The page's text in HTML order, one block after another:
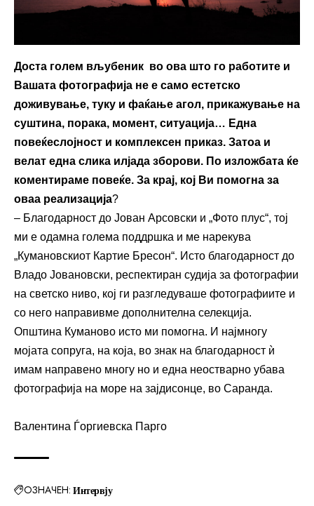
Доста голем вљубеник во ова што го работите и
Вашата фотографија не е само естетско
доживување, туку и фаќање агол, прикажување на
суштина, порака, момент, ситуација… Една
повеќеслојност и комплексен приказ. Затоа и
велат една слика илјада зборови. По изложбата ќе
коментираме повеќе. За крај, кој Ви помогна за
оваа реализација?
– Благодарност до Јован Арсовски и „Фото плус“, тој
ми е одамна голема поддршка и ме нарекува
„Кумановскиот Картие Бресон“. Исто благодарност до
Владо Јовановски, респектиран судија за фотографии
на светско ниво, кој ги разгледуваше фотографиите и
со него направивме дополнителна селекција.
Општина Куманово исто ми помогна. И најмногу
мојата сопруга, на која, во знак на благодарност ѝ
имам направено многу но и една неостварно убава
фотографија на море на зајдисонце, во Саранда.
Валентина Ѓоргиевска Парго
ОЗНАЧЕН: Интервју